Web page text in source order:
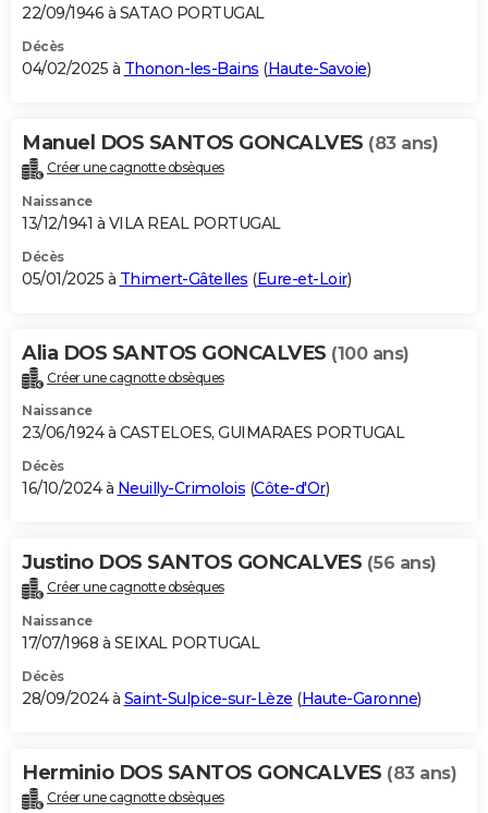
22/09/1946 à SATAO PORTUGAL
Décès
04/02/2025 à Thonon-les-Bains (Haute-Savoie)
Manuel DOS SANTOS GONCALVES (83 ans)
Créer une cagnotte obsèques
Naissance
13/12/1941 à VILA REAL PORTUGAL
Décès
05/01/2025 à Thimert-Gâtelles (Eure-et-Loir)
Alia DOS SANTOS GONCALVES (100 ans)
Créer une cagnotte obsèques
Naissance
23/06/1924 à CASTELOES, GUIMARAES PORTUGAL
Décès
16/10/2024 à Neuilly-Crimolois (Côte-d'Or)
Justino DOS SANTOS GONCALVES (56 ans)
Créer une cagnotte obsèques
Naissance
17/07/1968 à SEIXAL PORTUGAL
Décès
28/09/2024 à Saint-Sulpice-sur-Lèze (Haute-Garonne)
Herminio DOS SANTOS GONCALVES (83 ans)
Créer une cagnotte obsèques